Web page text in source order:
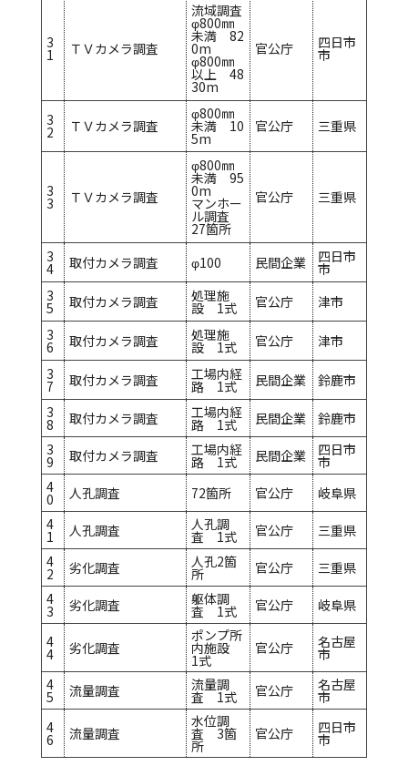
3
1 ＴＶカメラ調査
流域調査
φ800㎜
未満 82
0m
φ800㎜
以上 48
30m
官公庁 四日市
市
3
2 ＴＶカメラ調査
φ800㎜
未満 10
5m
官公庁 三重県
3
3 ＴＶカメラ調査
φ800㎜
未満 95
0m
マンホー
ル調査
27箇所
官公庁 三重県
3
4 取付カメラ調査 φ100 民間企業 四日市
市
3
5 取付カメラ調査 処理施
設 1式 官公庁
津市
3
6 取付カメラ調査 処理施
設 1式 官公庁
津市
3
7 取付カメラ調査 工場内経
路 1式 民間企業
鈴鹿市
3
8 取付カメラ調査 工場内経
路 1式 民間企業
鈴鹿市
3
9 取付カメラ調査 工場内経
路 1式 民間企業 四日市
市
4
0 人孔調査 72箇所 官公庁
岐阜県
4
1 人孔調査 人孔調
査 1式 官公庁
三重県
4
2 劣化調査 人孔2箇
所 官公庁
三重県
4
3 劣化調査 躯体調
査 1式 官公庁
岐阜県
4
4 劣化調査
ポンプ所
内施設
1式
官公庁 名古屋
市
4
5 流量調査 流量調
査 1式 官公庁 名古屋
市
4
6 流量調査
水位調
査 3箇
所
官公庁 四日市
市